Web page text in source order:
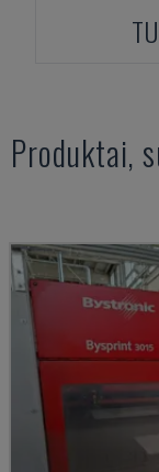
Produktai,